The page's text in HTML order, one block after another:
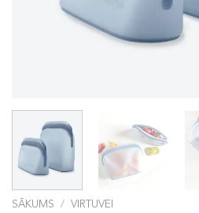
SĀKUMS / VIRTUVEI